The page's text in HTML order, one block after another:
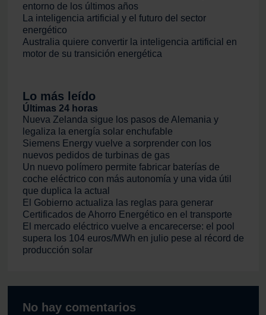
No hay comentarios
entorno de los últimos años
La inteligencia artificial y el futuro del sector
energético
Australia quiere convertir la inteligencia artificial en
motor de su transición energética
Lo más leído
Últimas 24 horas
Nueva Zelanda sigue los pasos de Alemania y
legaliza la energía solar enchufable
Siemens Energy vuelve a sorprender con los
nuevos pedidos de turbinas de gas
Un nuevo polímero permite fabricar baterías de
coche eléctrico con más autonomía y una vida útil
que duplica la actual
El Gobierno actualiza las reglas para generar
Certificados de Ahorro Energético en el transporte
El mercado eléctrico vuelve a encarecerse: el pool
supera los 104 euros/MWh en julio pese al récord de
producción solar